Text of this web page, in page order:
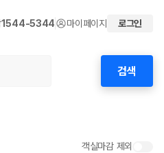
1544-5344 마이페이지 로그인
검색
객실마감 제외